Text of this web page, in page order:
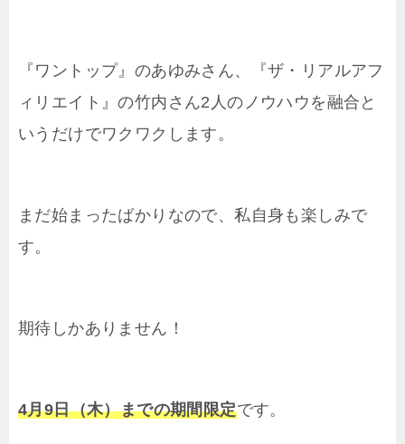
『ワントップ』のあゆみさん、『ザ・リアルアフ
ィリエイト』の竹内さん2人のノウハウを融合と
いうだけでワクワクします。
まだ始まったばかりなので、私自身も楽しみで
す。
期待しかありません！
4月9日（木）までの期間限定です。